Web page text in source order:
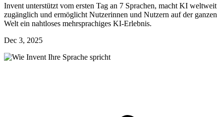
Invent unterstützt vom ersten Tag an 7 Sprachen, macht KI weltweit
zugänglich und ermöglicht Nutzerinnen und Nutzern auf der ganzen
Welt ein nahtloses mehrsprachiges KI-Erlebnis.
Dec 3, 2025